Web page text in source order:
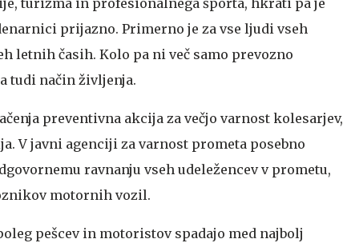
turizma in profesionalnega športa, hkrati pa je
prijazno. Primerno je za vse ljudi vseh
letnih časih. Kolo pa ni več samo prevozno
tudi način življenja.
preventivna akcija za večjo varnost kolesarjev,
V javni agenciji za varnost prometa posebno
ravnanju vseh udeležencev v prometu,
motornih vozil.
pešcev in motoristov spadajo med najbolj